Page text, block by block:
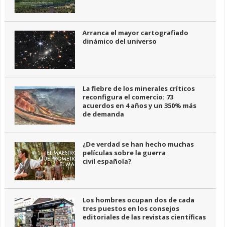
Arranca el mayor cartografiado
dinámico del universo
La fiebre de los minerales críticos
reconfigura el comercio: 73
acuerdos en 4 años y un 350% más
de demanda
¿De verdad se han hecho muchas
películas sobre la guerra
civil española?
Los hombres ocupan dos de cada
tres puestos en los consejos
editoriales de las revistas científicas